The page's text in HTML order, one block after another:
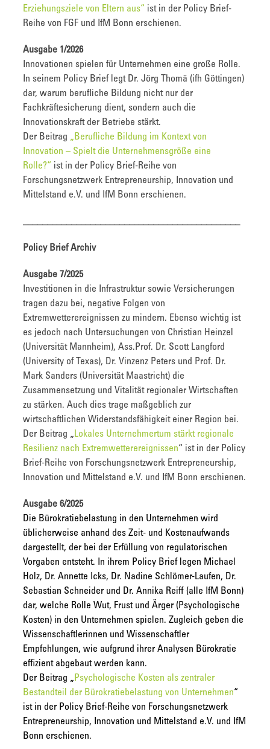
Erziehungsziele von Eltern aus“ ist in der Policy Brief-
Reihe von FGF und IfM Bonn erschienen.
Ausgabe 1/2026
Innovationen spielen für Unternehmen eine große Rolle.
In seinem Policy Brief legt Dr. Jörg Thomä (ifh Göttingen)
dar, warum berufliche Bildung nicht nur der
Fachkräftesicherung dient, sondern auch die
Innovationskraft der Betriebe stärkt.
Der Beitrag „Berufliche Bildung im Kontext von
Innovation – Spielt die Unternehmensgröße eine
Rolle?“ ist in der Policy Brief-Reihe von
Forschungsnetzwerk Entrepreneurship, Innovation und
Mittelstand e.V. und IfM Bonn erschienen.
Policy Brief Archiv
Ausgabe 7/2025
Investitionen in die Infrastruktur sowie Versicherungen
tragen dazu bei, negative Folgen von
Extremwetterereignissen zu mindern. Ebenso wichtig ist
es jedoch nach Untersuchungen von Christian Heinzel
(Universität Mannheim), Ass.Prof. Dr. Scott Langford
(University of Texas), Dr. Vinzenz Peters und Prof. Dr.
Mark Sanders (Universität Maastricht) die
Zusammensetzung und Vitalität regionaler Wirtschaften
zu stärken. Auch dies trage maßgeblich zur
wirtschaftlichen Widerstandsfähigkeit einer Region bei.
Der Beitrag „Lokales Unternehmertum stärkt regionale
Resilienz nach Extremwetterereignissen“ ist in der Policy
Brief-Reihe von Forschungsnetzwerk Entrepreneurship,
Innovation und Mittelstand e.V. und IfM Bonn erschienen.
Ausgabe 6/2025
Die Bürokratiebelastung in den Unternehmen wird
üblicherweise anhand des Zeit- und Kostenaufwands
dargestellt, der bei der Erfüllung von regulatorischen
Vorgaben entsteht. In ihrem Policy Brief legen Michael
Holz, Dr. Annette Icks, Dr. Nadine Schlömer-Laufen, Dr.
Sebastian Schneider und Dr. Annika Reiff (alle IfM Bonn)
dar, welche Rolle Wut, Frust und Ärger (Psychologische
Kosten) in den Unternehmen spielen. Zugleich geben die
Wissenschaftlerinnen und Wissenschaftler
Empfehlungen, wie aufgrund ihrer Analysen Bürokratie
effizient abgebaut werden kann.
Der Beitrag „ Psychologische Kosten als zentraler
Bestandteil der Bürokratiebelastung von Unternehmen“
ist in der Policy Brief-Reihe von Forschungsnetzwerk
Entrepreneurship, Innovation und Mittelstand e.V. und IfM
Bonn erschienen.